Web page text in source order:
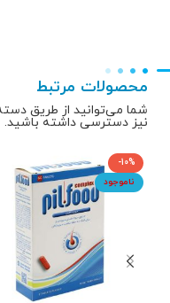
محصولات مرتبط
شما می‌توانید از طریق
نیز دسترسی داشته باشید.
-10%
ناموجود